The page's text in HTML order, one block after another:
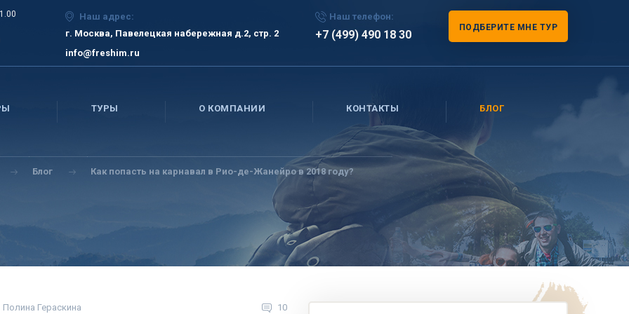
Наш адрес:
г. Москва, Павелецкая набережная д.2, стр. 2
info@freshim.ru
Наш телефон:
+7 (499) 490 18 30
ПОДБЕРИТЕ МНЕ ТУР
ТУРЫ О КОМПАНИИ КОНТАКТЫ БЛОГ
Блог Как попасть на карнавал в Рио-де-Жанейро в 2018 году?
Полина Гераскина 10